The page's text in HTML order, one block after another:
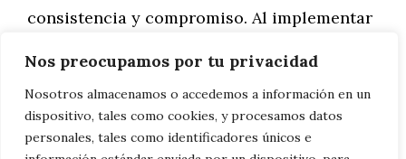
Nos preocupamos por tu privacidad
Nosotros almacenamos o accedemos a información en un
dispositivo, tales como cookies, y procesamos datos
personales, tales como identificadores únicos e
consistencia y compromiso. Al implementar
comunidad vibrante de entusiastas del
coloreado que no solo comprarán tu libro,
sino que también se convertirán en